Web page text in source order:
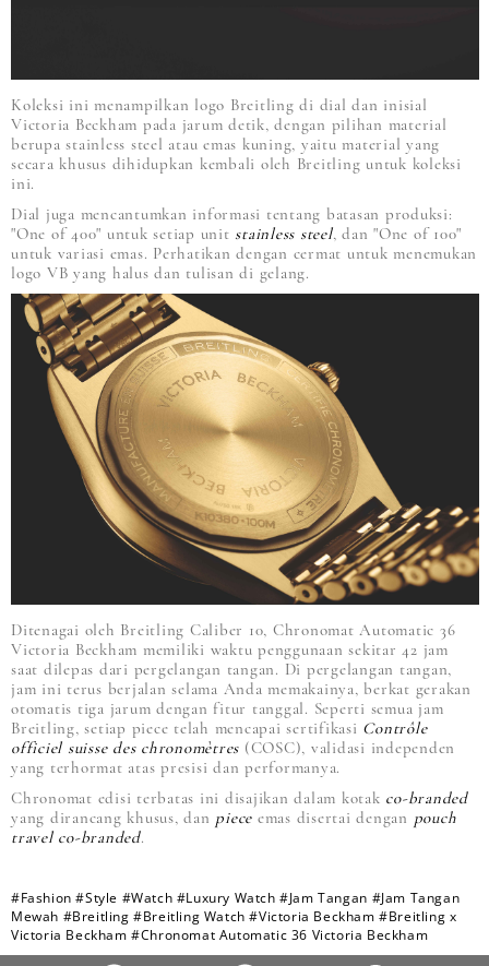
Koleksi ini menampilkan logo Breitling di dial dan inisial
Victoria Beckham pada jarum detik, dengan pilihan material
berupa stainless steel atau emas kuning, yaitu material yang
secara khusus dihidupkan kembali oleh Breitling untuk koleksi
ini.
Dial juga mencantumkan informasi tentang batasan produksi:
"One of 400" untuk setiap unit stainless steel, dan "One of 100"
untuk variasi emas. Perhatikan dengan cermat untuk menemukan
logo VB yang halus dan tulisan di gelang.
Ditenagai oleh Breitling Caliber 10, Chronomat Automatic 36
Victoria Beckham memiliki waktu penggunaan sekitar 42 jam
saat dilepas dari pergelangan tangan. Di pergelangan tangan,
jam ini terus berjalan selama Anda memakainya, berkat gerakan
otomatis tiga jarum dengan fitur tanggal. Seperti semua jam
Breitling, setiap piece telah mencapai sertifikasi Contrôle
officiel suisse des chronomètres (COSC), validasi independen
yang terhormat atas presisi dan performanya.
Chronomat edisi terbatas ini disajikan dalam kotak co-branded
yang dirancang khusus, dan piece emas disertai dengan pouch
travel co-branded.
#Fashion #Style #Watch #Luxury Watch #Jam Tangan #Jam Tangan
Mewah #Breitling #Breitling Watch #Victoria Beckham #Breitling x
Victoria Beckham #Chronomat Automatic 36 Victoria Beckham